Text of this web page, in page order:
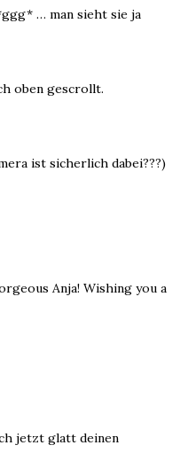
… man sieht sie ja
oben gescrollt.
ist sicherlich dabei???)
Anja! Wishing you a
jetzt glatt deinen